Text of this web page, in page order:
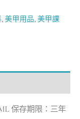
, 美甲用品, 美甲課
保存期限：三年